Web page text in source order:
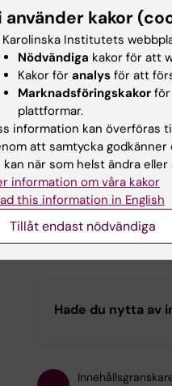
Vad
Att säkerställa att
förbättra dem.
Exempel:
Kontroll att
Granskning av
Analys av
Dokumentera
Identifiera nya
Hade du nytta av
använder kakor
Karolinska Institutets
Nödvändiga kakor för att
Kakor för analys för att
Marknadsföringskakor
plattformar.
information kan överföras
att samtycka
kan när som helst ändra
information om våra kakor
this information in English
Tillåt endast nödvändiga